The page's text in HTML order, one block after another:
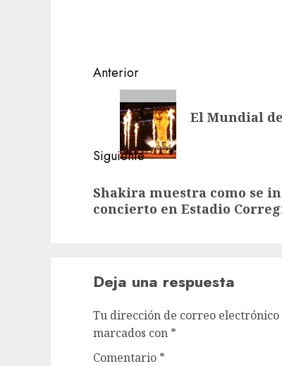
Navegación
entradas
Anterior
Entrada
anterior:
El Mundial
Siguiente
entrada:
Shakira muestra como se
concierto en Estadio
Deja una respuesta
Tu dirección de correo electrónico
marcados con *
Comentario *